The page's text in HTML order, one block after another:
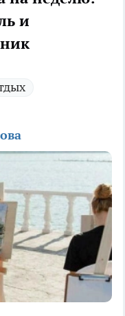
и